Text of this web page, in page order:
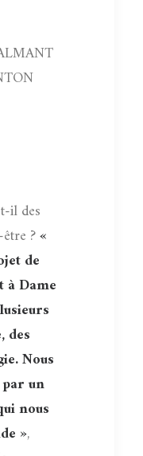
il des
?«
de
Dame
des
Nous
par un
nous
»,